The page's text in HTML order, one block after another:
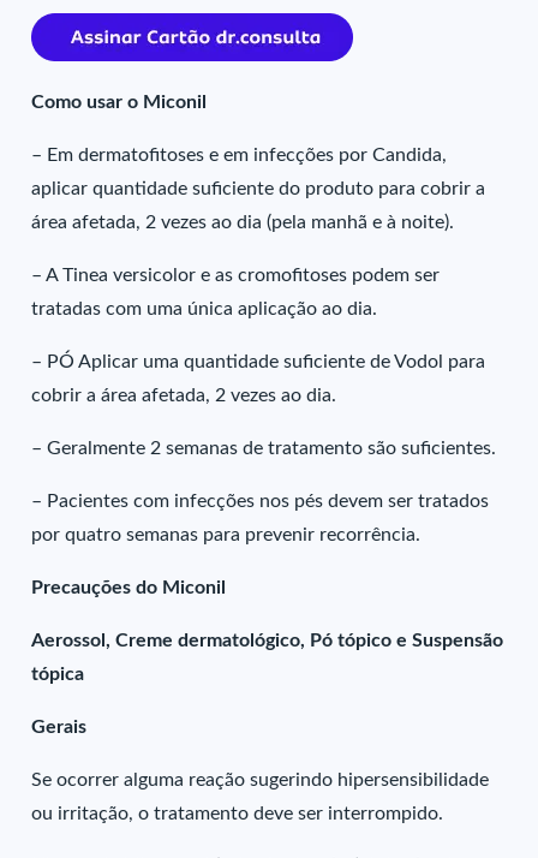
Como usar o Miconil
– Em dermatofitoses e em infecções por Candida,
aplicar quantidade suficiente do produto para cobrir a
área afetada, 2 vezes ao dia (pela manhã e à noite).
– A Tinea versicolor e as cromofitoses podem ser
tratadas com uma única aplicação ao dia.
– PÓ Aplicar uma quantidade suficiente de Vodol para
cobrir a área afetada, 2 vezes ao dia.
– Geralmente 2 semanas de tratamento são suficientes.
– Pacientes com infecções nos pés devem ser tratados
por quatro semanas para prevenir recorrência.
Precauções do Miconil
Aerossol, Creme dermatológico, Pó tópico e Suspensão
tópica
Gerais
Se ocorrer alguma reação sugerindo hipersensibilidade
ou irritação, o tratamento deve ser interrompido.